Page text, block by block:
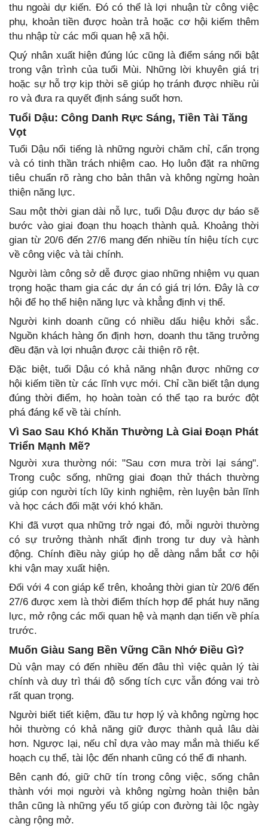
thu ngoài dự kiến. Đó có thể là lợi nhuận từ công việc
phụ, khoản tiền được hoàn trả hoặc cơ hội kiếm thêm
thu nhập từ các mối quan hệ xã hội.
Quý nhân xuất hiện đúng lúc cũng là điểm sáng nổi bật
trong vận trình của tuổi Mùi. Những lời khuyên giá trị
hoặc sự hỗ trợ kịp thời sẽ giúp họ tránh được nhiều rủi
ro và đưa ra quyết định sáng suốt hơn.
Tuổi Dậu: Công Danh Rực Sáng, Tiền Tài Tăng
Vọt
Tuổi Dậu nổi tiếng là những người chăm chỉ, cẩn trọng
và có tinh thần trách nhiệm cao. Họ luôn đặt ra những
tiêu chuẩn rõ ràng cho bản thân và không ngừng hoàn
thiện năng lực.
Sau một thời gian dài nỗ lực, tuổi Dậu được dự báo sẽ
bước vào giai đoạn thu hoạch thành quả. Khoảng thời
gian từ 20/6 đến 27/6 mang đến nhiều tín hiệu tích cực
về công việc và tài chính.
Người làm công sở dễ được giao những nhiệm vụ quan
trọng hoặc tham gia các dự án có giá trị lớn. Đây là cơ
hội để họ thể hiện năng lực và khẳng định vị thế.
Người kinh doanh cũng có nhiều dấu hiệu khởi sắc.
Nguồn khách hàng ổn định hơn, doanh thu tăng trưởng
đều đặn và lợi nhuận được cải thiện rõ rệt.
Đặc biệt, tuổi Dậu có khả năng nhận được những cơ
hội kiếm tiền từ các lĩnh vực mới. Chỉ cần biết tận dụng
đúng thời điểm, họ hoàn toàn có thể tạo ra bước đột
phá đáng kể về tài chính.
Vì Sao Sau Khó Khăn Thường Là Giai Đoạn Phát
Triển Mạnh Mẽ?
Người xưa thường nói: "Sau cơn mưa trời lại sáng".
Trong cuộc sống, những giai đoạn thử thách thường
giúp con người tích lũy kinh nghiệm, rèn luyện bản lĩnh
và học cách đối mặt với khó khăn.
Khi đã vượt qua những trở ngại đó, mỗi người thường
có sự trưởng thành nhất định trong tư duy và hành
động. Chính điều này giúp họ dễ dàng nắm bắt cơ hội
khi vận may xuất hiện.
Đối với 4 con giáp kể trên, khoảng thời gian từ 20/6 đến
27/6 được xem là thời điểm thích hợp để phát huy năng
lực, mở rộng các mối quan hệ và mạnh dạn tiến về phía
trước.
Muốn Giàu Sang Bền Vững Cần Nhớ Điều Gì?
Dù vận may có đến nhiều đến đâu thì việc quản lý tài
chính và duy trì thái độ sống tích cực vẫn đóng vai trò
rất quan trọng.
Người biết tiết kiệm, đầu tư hợp lý và không ngừng học
hỏi thường có khả năng giữ được thành quả lâu dài
hơn. Ngược lại, nếu chỉ dựa vào may mắn mà thiếu kế
hoạch cụ thể, tài lộc đến nhanh cũng có thể đi nhanh.
Bên cạnh đó, giữ chữ tín trong công việc, sống chân
thành với mọi người và không ngừng hoàn thiện bản
thân cũng là những yếu tố giúp con đường tài lộc ngày
càng rộng mở.